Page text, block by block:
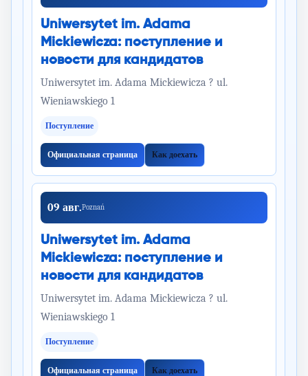
Uniwersytet im. Adama
Mickiewicza: поступление и
новости для кандидатов
Uniwersytet im. Adama Mickiewicza ? ul.
Wieniawskiego 1
Поступление
Официальная страница Как доехать
09 авг.Poznań
Uniwersytet im. Adama
Mickiewicza: поступление и
новости для кандидатов
Uniwersytet im. Adama Mickiewicza ? ul.
Wieniawskiego 1
Поступление
Официальная страница Как доехать